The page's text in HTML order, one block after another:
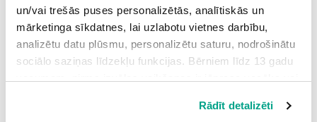
un/vai trešās puses personalizētās, analītiskās un
mārketinga sīkdatnes, lai uzlabotu vietnes darbību,
analizētu datu plūsmu, personalizētu saturu, nodrošinātu
sociālo saziņas līdzekļu funkcijas. Bērniem līdz 13 gadu
Spiežot uz pogas “Apstiprināt visas”, Jūs piekrītat visām
Rādīt detalizēti
3.sswimmingtrunksepscarfteswimsuitm